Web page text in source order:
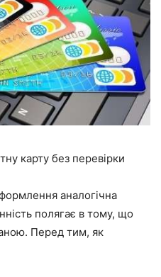
карту без перевірки
аналогічна
полягає в тому, що
Перед тим, як